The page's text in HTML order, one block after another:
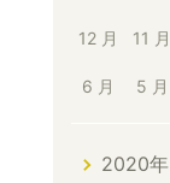
12 月 11 月
6 月 5 月
2020年